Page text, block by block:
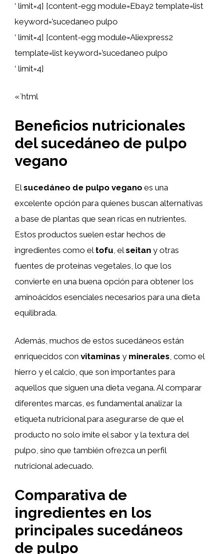
‘ limit=4] [content-egg module=Ebay2 template=list
keyword=’sucedaneo pulpo
‘ limit=4] [content-egg module=Aliexpress2
template=list keyword=’sucedaneo pulpo
‘ limit=4]
«`html
Beneficios nutricionales
del sucedáneo de pulpo
vegano
Elsucedáneo de pulpo vegano es una
excelente opción para quienes buscan alternativas
a base de plantas que sean ricas en nutrientes.
Estos productos suelen estar hechos de
ingredientes como el tofu , elseitan y otras
fuentes de proteínas vegetales, lo que los
convierte en una buena opción para obtener los
aminoácidos esenciales necesarios para una dieta
equilibrada.
Además, muchos de estos sucedáneos están
enriquecidos con vitaminas y minerales, como el
hierro y el calcio, que son importantes para
aquellos que siguen una dieta vegana. Al comparar
diferentes marcas, es fundamental analizar la
etiqueta nutricional para asegurarse de que el
producto no solo imite el sabor y la textura del
pulpo, sino que también ofrezca un perfil
nutricional adecuado.
Comparativa de
ingredientes en los
principales sucedáneos
de pulpo